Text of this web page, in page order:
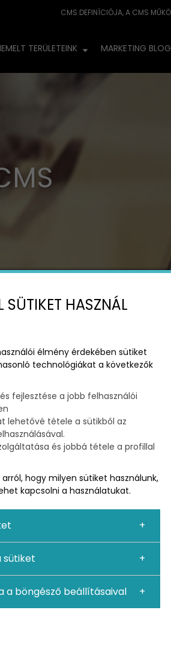
TERÜLETEINK MARKETING BLOG
számítógépes
illetve publikálását.
management system –
– WCMS) alapját. A
mindenféle programozói
SÜTIKET HASZNÁL
élmény érdekében sütiket
technológiákat a következők
fejlesztése a jobb felhasználói
lehetővé tétele a sütikből az
és jobbá tétele a profillal
hogy milyen sütiket használunk,
kapcsolni a használatukat.
sütiket
a böngésző beállításaival